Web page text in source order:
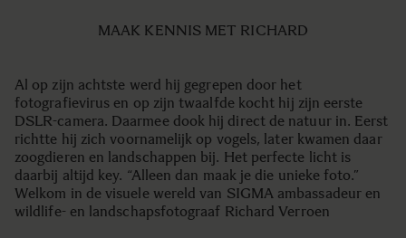
MAAK KENNIS MET RICHARD
Al op zijn achtste werd hij gegrepen door het
fotografievirus en op zijn twaalfde kocht hij zijn eerste
DSLR-camera. Daarmee dook hij direct de natuur in. Eerst
richtte hij zich voornamelijk op vogels, later kwamen daar
zoogdieren en landschappen bij. Het perfecte licht is
daarbij altijd key. “Alleen dan maak je die unieke foto.”
Welkom in de visuele wereld van SIGMA ambassadeur en
wildlife- en landschapsfotograaf Richard Verroen